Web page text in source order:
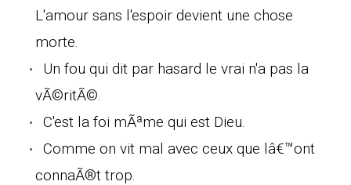
L'amour sans l'espoir devient une chose
morte.
Un fou qui dit par hasard le vrai n'a pas la
vÃ©ritÃ©.
C'est la foi mÃªme qui est Dieu.
Comme on vit mal avec ceux que lâ€™ont
connaÃ®t trop.